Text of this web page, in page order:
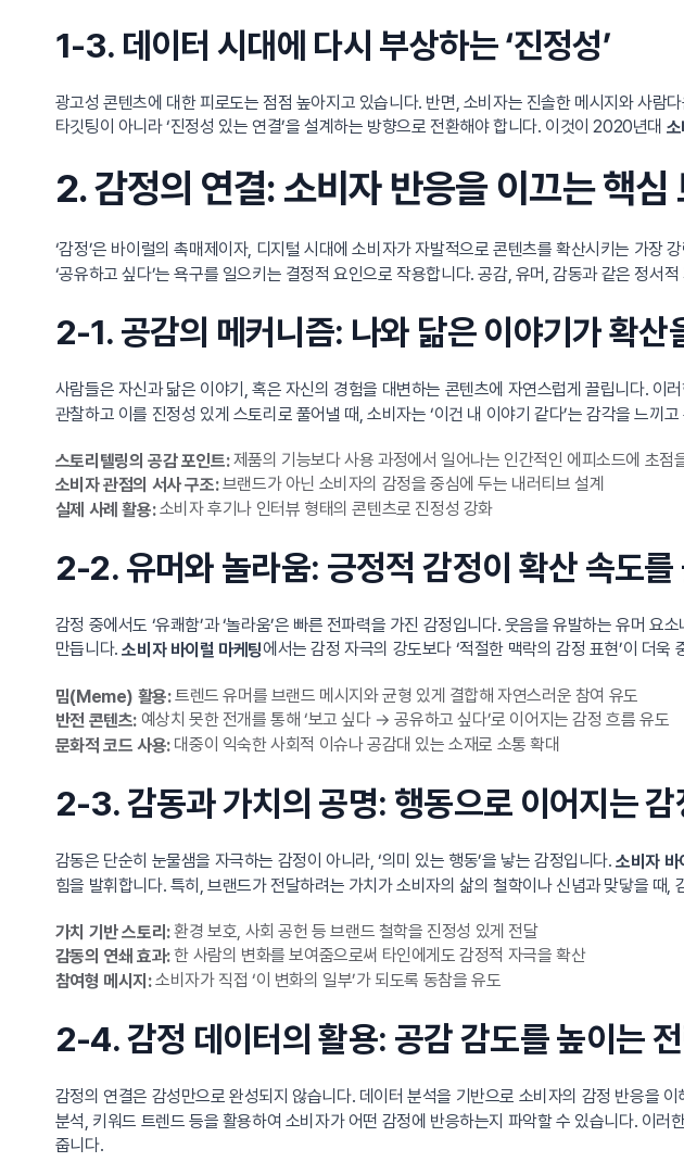
1-3. 데이터 시대에 다시 부상하는 ‘진정성’
광고성 콘텐츠에 대한 피로도는 점점 높아지고 있습니다. 반면, 소비자는 진솔한 메시지와 사
타깃팅이 아니라 ‘진정성 있는 연결’을 설계하는 방향으로 전환해야 합니다. 이것이 2020년대
2. 감정의 연결: 소비자 반응을 이끄는 핵심
‘감정’은 바이럴의 촉매제이자, 디지털 시대에 소비자가 자발적으로 콘텐츠를 확산시키는 가장
‘공유하고 싶다’는 욕구를 일으키는 결정적 요인으로 작용합니다. 공감, 유머, 감동과 같은 정
2-1. 공감의 메커니즘: 나와 닮은 이야기가 확산
사람들은 자신과 닮은 이야기, 혹은 자신의 경험을 대변하는 콘텐츠에 자연스럽게 끌립니다. 이
관찰하고 이를 진정성 있게 스토리로 풀어낼 때, 소비자는 ‘이건 내 이야기 같다’는 감각을 느끼
스토리텔링의 공감 포인트:제품의 기능보다 사용 과정에서 일어나는 인간적인 에피소드에 초점
소비자 관점의 서사 구조:브랜드가 아닌 소비자의 감정을 중심에 두는 내러티브 설계
실제 사례 활용:소비자 후기나 인터뷰 형태의 콘텐츠로 진정성 강화
2-2. 유머와 놀라움: 긍정적 감정이 확산 속도를
감정 중에서도 ‘유쾌함’과 ‘놀라움’은 빠른 전파력을 가진 감정입니다. 웃음을 유발하는 유머
만듭니다.소비자 바이럴 마케팅에서는 감정 자극의 강도보다 ‘적절한 맥락의 감정 표현’이 더
밈(Meme) 활용:트렌드 유머를 브랜드 메시지와 균형 있게 결합해 자연스러운 참여 유도
반전 콘텐츠:예상치 못한 전개를 통해 ‘보고 싶다 → 공유하고 싶다’로 이어지는 감정 흐름 유도
문화적 코드 사용:대중이 익숙한 사회적 이슈나 공감대 있는 소재로 소통 확대
2-3. 감동과 가치의 공명: 행동으로 이어지는 감
감동은 단순히 눈물샘을 자극하는 감정이 아니라, ‘의미 있는 행동’을 낳는 감정입니다.소비자 바
힘을 발휘합니다. 특히, 브랜드가 전달하려는 가치가 소비자의 삶의 철학이나 신념과 맞닿을 때,
가치 기반 스토리:환경 보호, 사회 공헌 등 브랜드 철학을 진정성 있게 전달
감동의 연쇄 효과:한 사람의 변화를 보여줌으로써 타인에게도 감정적 자극을 확산
참여형 메시지:소비자가 직접 ‘이 변화의 일부’가 되도록 동참을 유도
2-4. 감정 데이터의 활용: 공감 감도를 높이는
감정의 연결은 감성만으로 완성되지 않습니다. 데이터 분석을 기반으로 소비자의 감정 반응을
분석, 키워드 트렌드 등을 활용하여 소비자가 어떤 감정에 반응하는지 파악할 수 있습니다. 이
줍니다.